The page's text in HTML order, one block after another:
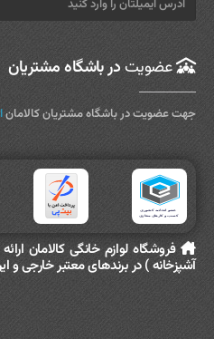
عضویت در باشگاه مشتریان
جهت عضویت در باشگاه مشتریان کالامان
فروشگاه لوازم خانگی کالامان
آشپزخانه ) در برندهای معتبر خارجی و